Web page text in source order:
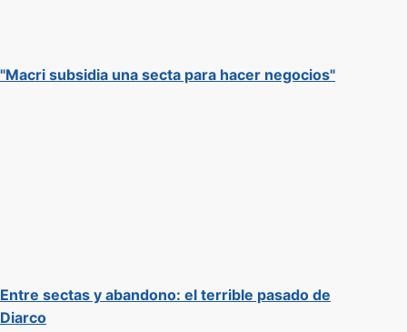
"Macri subsidia una secta para hacer negocios"
Entre sectas y abandono: el terrible pasado de
Diarco